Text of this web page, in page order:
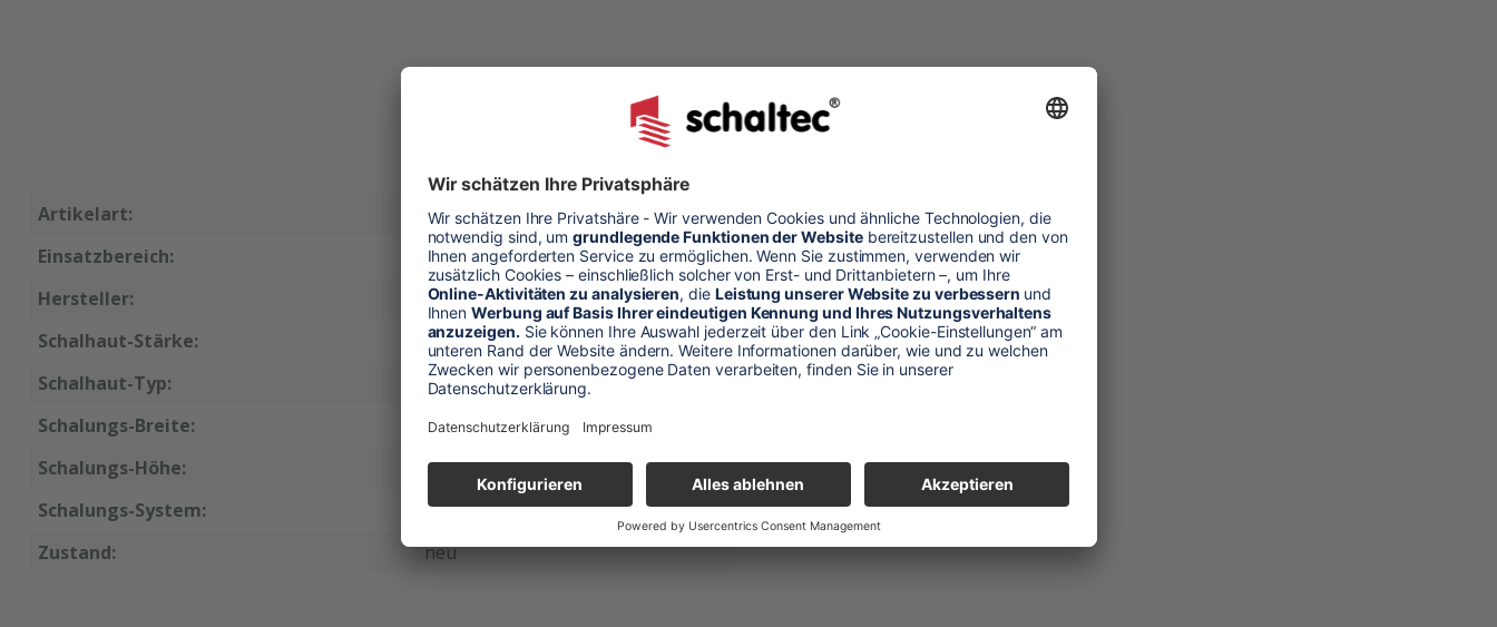
Artikelart:
Ersatzschalhaut
Einsatzbereich:
Wandschalung
Hersteller:
Hägele
Schalhaut-Stärke:
15 mm
Schalhaut-Typ:
GEN3
Schalungs-Breite:
72 cm
Schalungs-Höhe:
270 cm
Schalungs-System:
XT
Zustand:
neu